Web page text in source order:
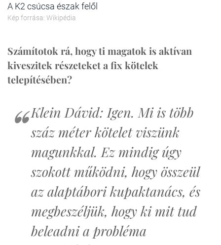
A K2 csúcsa észak felől
Kép forrása: Wikipédia
Számítotok rá, hogy ti magatok is aktívan
kiveszitek részeteket a fix kötelek
telepítésében?
Klein Dávid: Igen. Mi is több
száz méter kötelet viszünk
magunkkal. Ez mindig úgy
szokott működni, hogy összeül
az alaptábori kupaktanács, és
megbeszéljük, hogy ki mit tud
beleadni a probléma